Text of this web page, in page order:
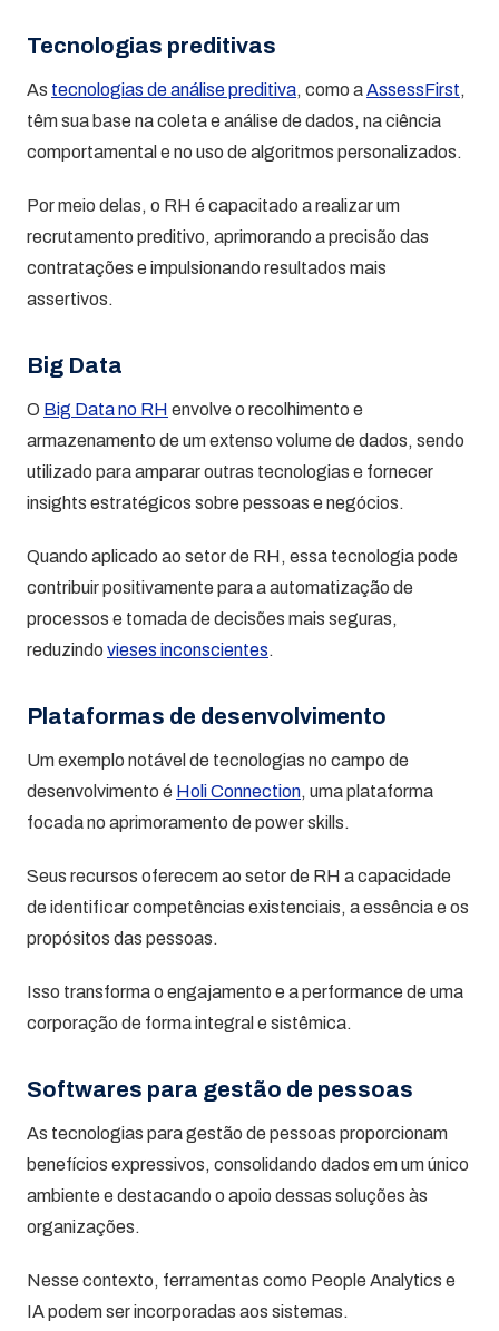
Tecnologias preditivas
As tecnologias de análise preditiva, como aAssessFirst,
têm sua base na coleta e análise de dados, na ciência
comportamental e no uso de algoritmos personalizados.
Por meio delas, o RH é capacitado a realizar um
recrutamento preditivo, aprimorando a precisão das
contratações e impulsionando resultados mais
assertivos.
Big Data
O Big Data no RH envolve o recolhimento e
armazenamento de um extenso volume de dados, sendo
utilizado para amparar outras tecnologias e fornecer
insights estratégicos sobre pessoas e negócios.
Quando aplicado ao setor de RH, essa tecnologia pode
contribuir positivamente para a automatização de
processos e tomada de decisões mais seguras,
reduzindo vieses inconscientes.
Plataformas de desenvolvimento
Um exemplo notável de tecnologias no campo de
desenvolvimento é Holi Connection, uma plataforma
focada no aprimoramento de power skills.
Seus recursos oferecem ao setor de RH a capacidade
de identificar competências existenciais, a essência e os
propósitos das pessoas.
Isso transforma o engajamento e a performance de uma
corporação de forma integral e sistêmica.
Softwares para gestão de pessoas
As tecnologias para gestão de pessoas proporcionam
benefícios expressivos, consolidando dados em um único
ambiente e destacando o apoio dessas soluções às
organizações.
Nesse contexto, ferramentas como People Analytics e
IA podem ser incorporadas aos sistemas.